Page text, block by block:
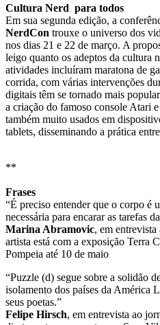
Cultura Nerd para todos
Em sua segunda edição, a
NerdCon trouxe o universo dos
nos dias 21 e 22 de março. A
leigo quanto os adeptos da cultura
atividades incluíram maratona de
corrida, com várias intervenções
digitais têm se tornado mais
a criação do famoso console Atari
também muito usados em
tablets, disseminando a prática
**
Frases
“É preciso entender que o corpo é
necessária para encarar as tarefas
Marina Abramovic, em
artista está com a exposição Terra
Pompeia até 10 de maio
“Puzzle (d) segue sobre a solidão
isolamento dos países da América
seus poetas.”
Felipe Hirsch, em entrevista ao